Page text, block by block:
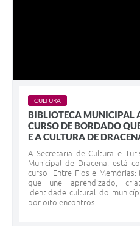
CULTURA
BIBLIOTECA MUNICIPAL
CURSO DE BORDADO
E A CULTURA DE
A Secretaria de Cultura e
Municipal de Dracena, está
curso "Entre Fios e Memórias:
que une aprendizado,
identidade cultural do
por oito encontros,...